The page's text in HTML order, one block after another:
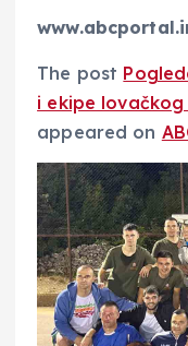
The post
i ekipe
appeared on